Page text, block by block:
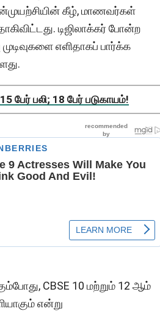
கீழ், மாணவர்கள்
டிஜிலாக்கர் போன்ற
எளிதாகப் பார்க்க
பேர் பலி; 18 பேர் படுகாயம்!
​​CBSE 10 மற்றும் 12 ஆம்
என்று